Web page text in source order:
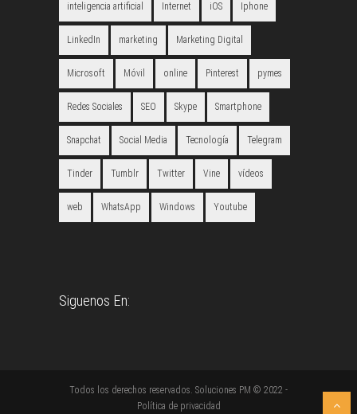
inteligencia artificial Internet iOS Iphone
LinkedIn marketing Marketing Digital
Microsoft Móvil online Pinterest pymes
Redes Sociales SEO Skype Smartphone
Snapchat Social Media Tecnología Telegram
Tinder Tumblr Twitter Vine vídeos
web WhatsApp Windows Youtube
Siguenos En:
Todos los derechos reservados. Soluciones PM © 2022 -
Política de privacidad